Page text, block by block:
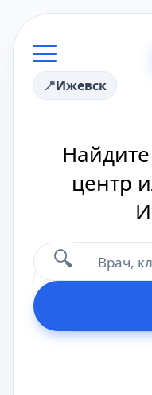
Ижевск
центр
🔍